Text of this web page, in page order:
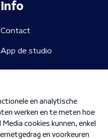
Info
Contact
App de studio